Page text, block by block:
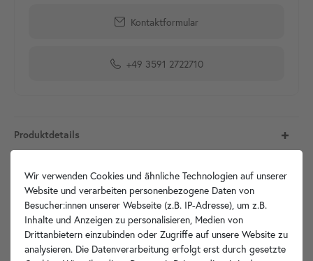
Kontaktformular
+49 3591 2722710
Produktdetails
Artikelbeschreibung
Hersteller-Info
Wir verwenden Cookies und ähnliche Technologien auf unserer
Website und verarbeiten personenbezogene Daten von
Besucher:innen unserer Webseite (z.B. IP-Adresse), um z.B.
Inhalte und Anzeigen zu personalisieren, Medien von
Drittanbietern einzubinden oder Zugriffe auf unsere Website zu
analysieren. Die Datenverarbeitung erfolgt erst durch gesetzte